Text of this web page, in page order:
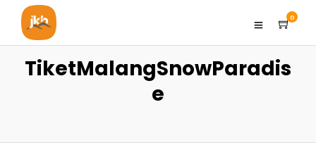
0
TiketMalangSnowParadis
e